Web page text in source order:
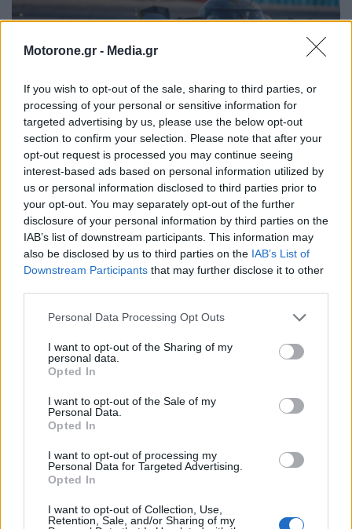
Motorone.gr - Media.gr
If you wish to opt-out of the sale, sharing to third parties, or
processing of your personal or sensitive information for
targeted advertising by us, please use the below opt-out
section to confirm your selection. Please note that after your
opt-out request is processed you may continue seeing
interest-based ads based on personal information utilized by
us or personal information disclosed to third parties prior to
your opt-out. You may separately opt-out of the further
disclosure of your personal information by third parties on the
IAB’s list of downstream participants. This information may
also be disclosed by us to third parties on the IAB’s List of
Downstream Participants that may further disclose it to other
Personal Data Processing Opt Outs
I want to opt-out of the Sharing of my
personal data.
Opted In
I want to opt-out of the Sale of my
Personal Data.
Opted In
I want to opt-out of processing my
Personal Data for Targeted Advertising.
Opted In
I want to opt-out of Collection, Use,
Retention, Sale, and/or Sharing of my
Peugeot TotalEnergies: Αγώνας στο Portimao
ΓΙΆΝΝΗΣ ΚΑΛΟΓΕΡΌΠΟΥΛΟΣ 13.4.2023